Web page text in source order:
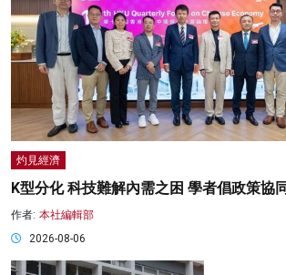
灼見經濟
K型分化 科技難解內需之困 學者倡政策協
作者: 本社編輯部
2026-08-06